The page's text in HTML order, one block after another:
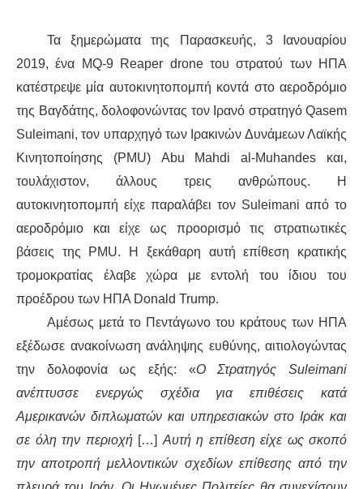
ΜΈΣΗ ΑΝΑΤΟΛΉ / ΒΌΡΕΙΑ ΑΦΡΙΚΉ
ΒΌΡΕΙΑ ΑΜΕΡΙΚΉ
ΛΑΤΙΝΙΚΉ ΑΜΕΡΙΚΉ
ΑΦΡΙΚΉ
ΕΡΓΑΤΙΚΌ ΚΊΝΗΜΑ
ΚΙΝΗΤΟΠΟΙΉΣΕΙΣ
ΕΙΔΉΣΕΙΣ
ΑΝΑΚΟΙΝΏΣΕΙΣ
ΑΝΑΛΎΣΕΙΣ
ΚΙΝΉΜΑΤΑ
Τα ξημερώματα της Παρασκευής, 3 Ιανουαρίου
2019, ένα MQ-9 Reaper drone του στρατού των ΗΠΑ
κατέστρεψε μία αυτοκινητοπομπή κοντά στο αεροδρόμιο
της Βαγδάτης, δολοφονώντας τον Ιρανό στρατηγό Qasem
Suleimani, τον υπαρχηγό των Ιρακινών Δυνάμεων Λαϊκής
Κινητοποίησης (PMU) Abu Mahdi al-Muhandes και,
τουλάχιστον, άλλους τρεις ανθρώπους. Η
αυτοκινητοπομπή είχε παραλάβει τον Suleimani από το
αεροδρόμιο και είχε ως προορισμό τις στρατιωτικές
βάσεις της PMU. Η ξεκάθαρη αυτή επίθεση κρατικής
τρομοκρατίας έλαβε χώρα με εντολή του ίδιου του
προέδρου των ΗΠΑ Donald Trump.
Αμέσως μετά το Πεντάγωνο του κράτους των ΗΠΑ
εξέδωσε ανακοίνωση ανάληψης ευθύνης, αιτιολογώντας
την δολοφονία ως εξής: «Ο Στρατηγός Suleimani
ανέπτυσσε ενεργώς σχέδια για επιθέσεις κατά
Αμερικανών διπλωματών και υπηρεσιακών στο Ιράκ και
σε όλη την περιοχή[…] Αυτή η επίθεση είχε ως σκοπό
την αποτροπή μελλοντικών σχεδίων επίθεσης από την